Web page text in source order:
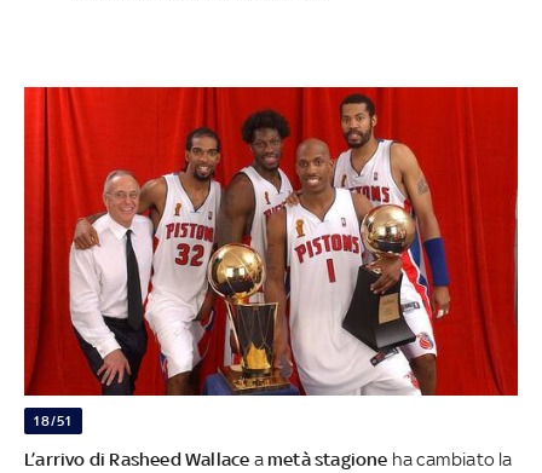
18/51
L’arrivo di Rasheed Wallace ametà stagione ha cambiato la